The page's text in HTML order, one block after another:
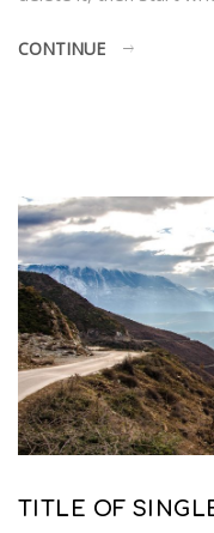
CONTINUE
TITLE OF